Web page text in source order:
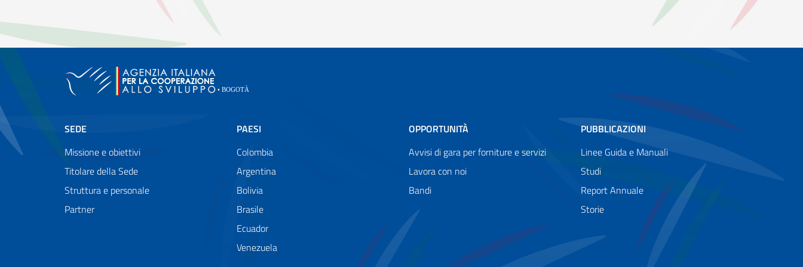
SEDE
Missione e obiettivi
Titolare della Sede
Struttura e personale
Partner
PAESI
Colombia
Argentina
Bolivia
Brasile
Ecuador
Venezuela
OPPORTUNITÀ
Avvisi di gara per forniture e servizi
Lavora con noi
Bandi
PUBBLICAZIONI
Linee Guida e Manuali
Studi
Report Annuale
Storie